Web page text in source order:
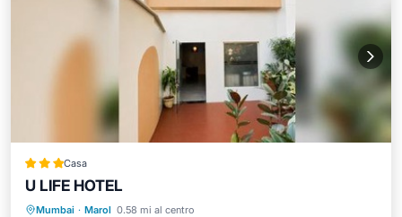
Casa
U LIFE HOTEL
Mumbai · Marol 0.58 mi al centro
Vistas Aire acondicionado